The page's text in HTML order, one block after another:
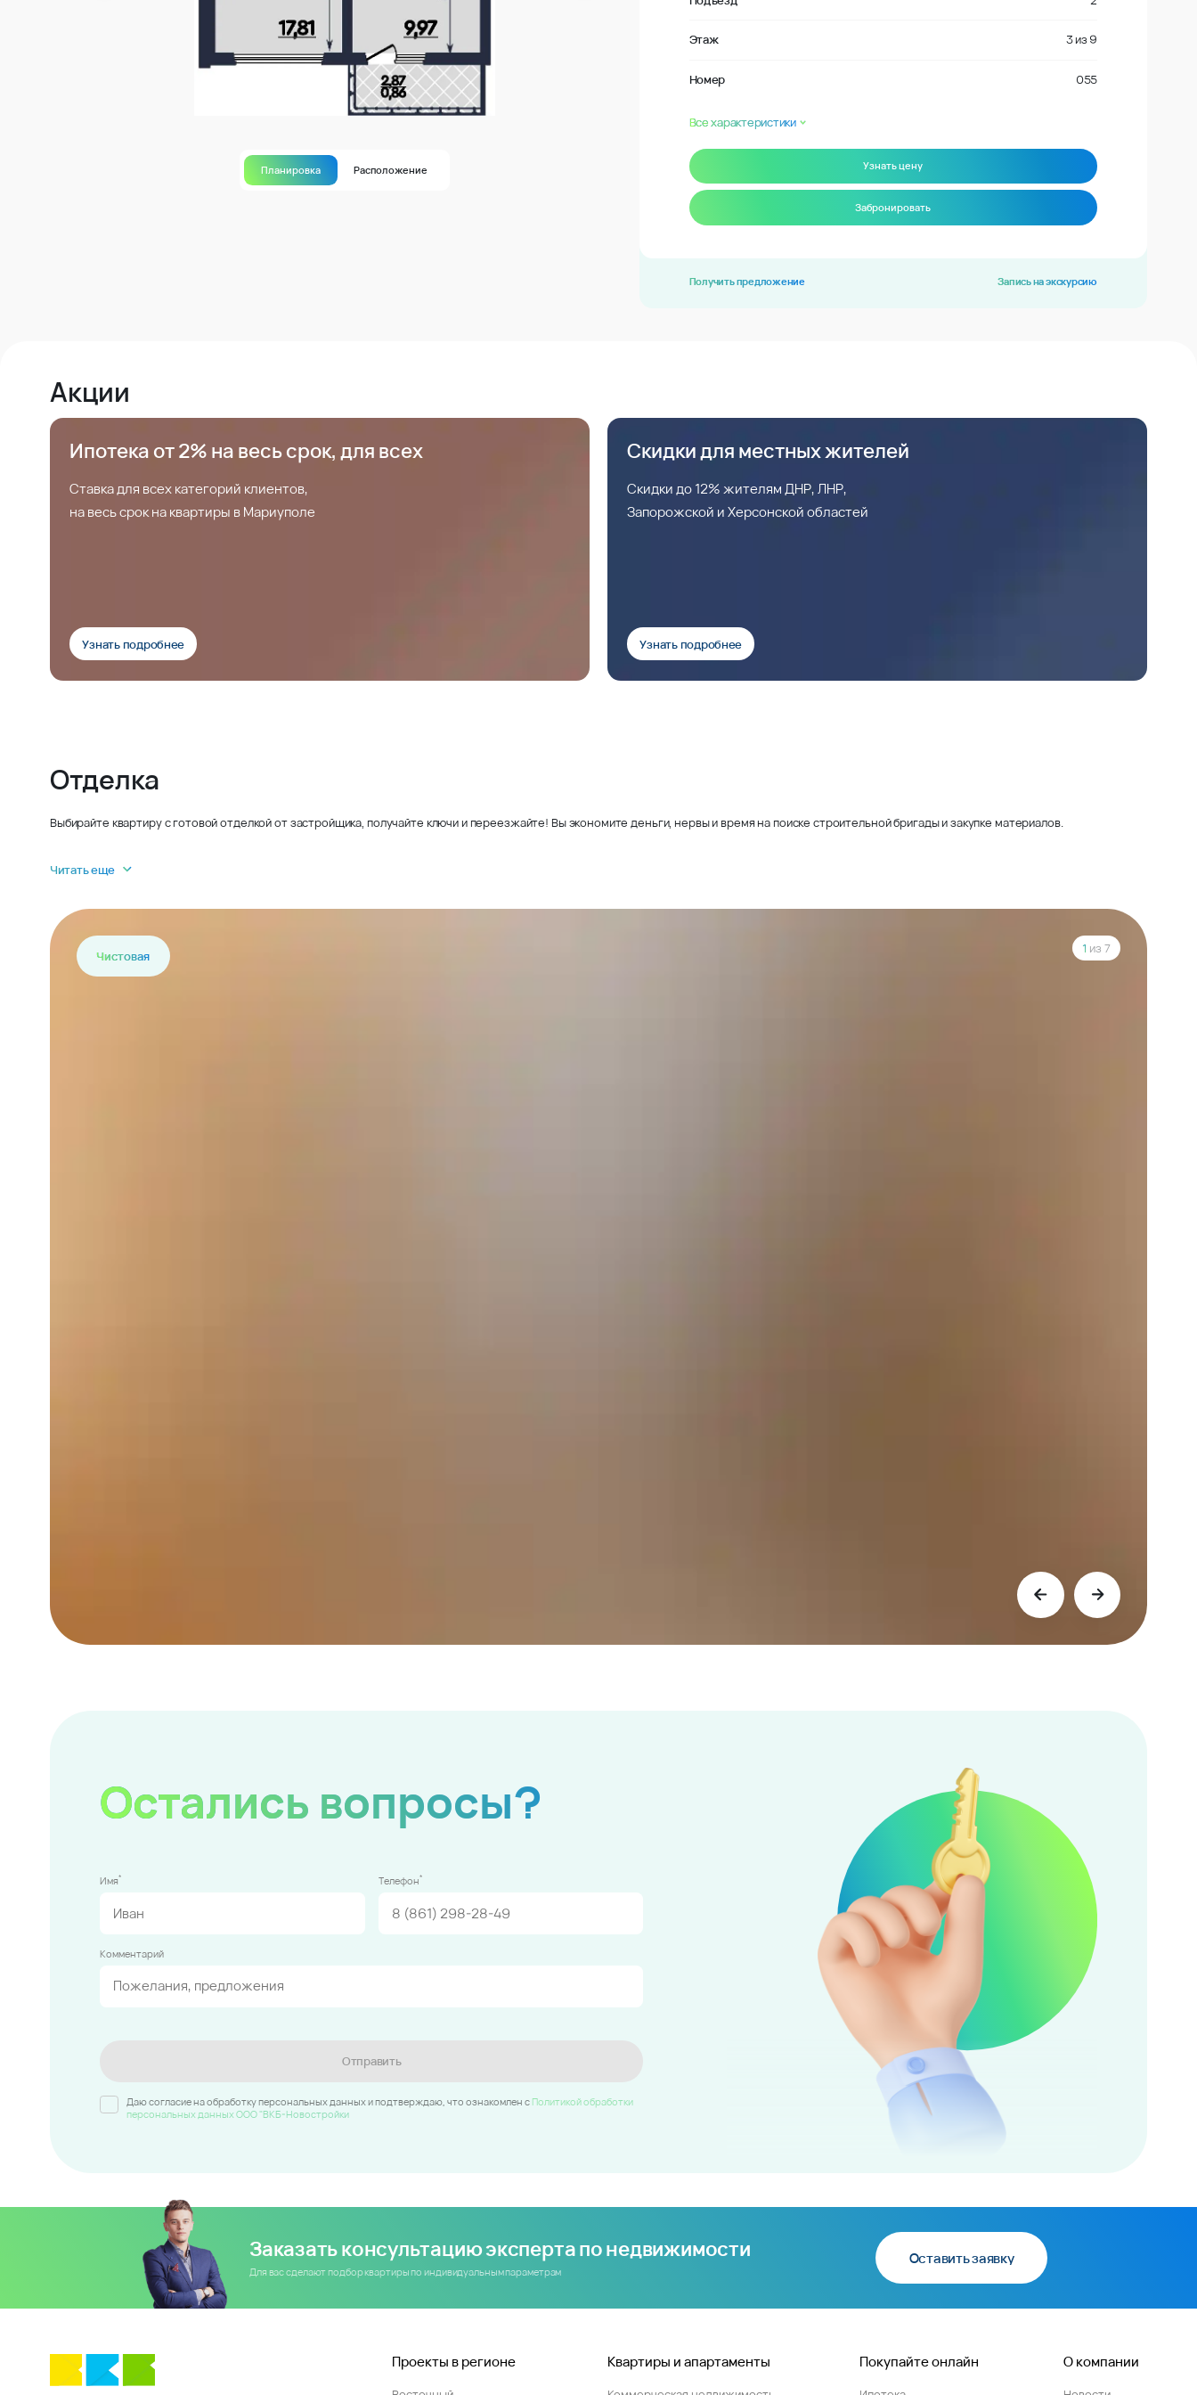
Планировка Расположение
Этаж 3из 9
Номер 055
Все характеристики
Узнать цену
Забронировать
Получить предложение Запись на экскурсию
Акции
Ипотека от 2% на весь срок, для всех
Ставка для всех категорий клиентов,
на весь срок на квартиры в Мариуполе
Узнать подробнее
Скидки для местных жителей
Скидки до 12% жителям ДНР, ЛНР,
Запорожской и Херсонской областей
Узнать подробнее
Отделка
Выбирайте квартиру с готовой отделкой от застройщика, получайте ключи и переезжайте! Вы экономите деньги, нервы и время на поиске строительной бригады и закупке материалов.
Читать еще
Чистовая
1 из 7
Остались вопросы?
Имя* Телефон*
Комментарий
Отправить
Даю согласие на обработку персональных данных и подтверждаю, что ознакомлен c Политикой обработки
персональных данных ООО "ВКБ-Новостройки
Заказать консультацию эксперта по недвижимости
Для вас сделают подбор квартиры по индивидуальным параметрам
Оставить заявку
Проекты в регионе Квартиры и апартаменты Покупайте онлайн О компании